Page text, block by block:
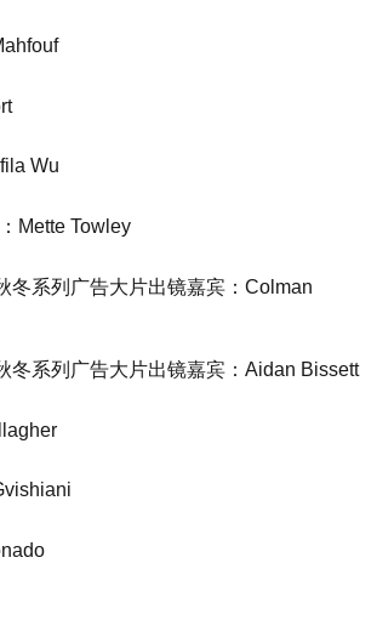
Wu
Mette Towley
冬系列广告大片出镜嘉宾：Colman
冬系列广告大片出镜嘉宾：Aidan Bissett